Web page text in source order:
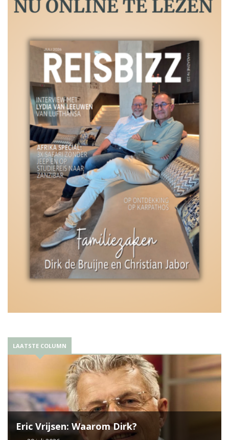
LAATSTE COLUMN
Eric Vrijsen: Waarom Dirk?